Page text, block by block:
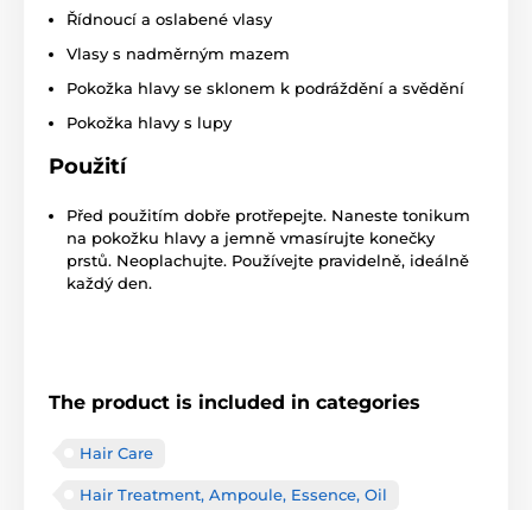
Řídnoucí a oslabené vlasy
Vlasy s nadměrným mazem
Pokožka hlavy se sklonem k podráždění a svědění
Pokožka hlavy s lupy
Použití
Před použitím dobře protřepejte. Naneste tonikum
na pokožku hlavy a jemně vmasírujte konečky
prstů. Neoplachujte. Používejte pravidelně, ideálně
každý den.
The product is included in categories
Hair Care
Hair Treatment, Ampoule, Essence, Oil